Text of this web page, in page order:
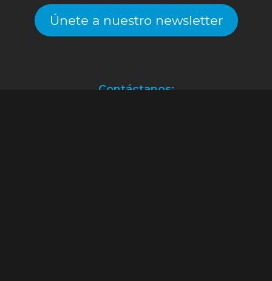
Únete a nuestro newsletter
Contáctanos: